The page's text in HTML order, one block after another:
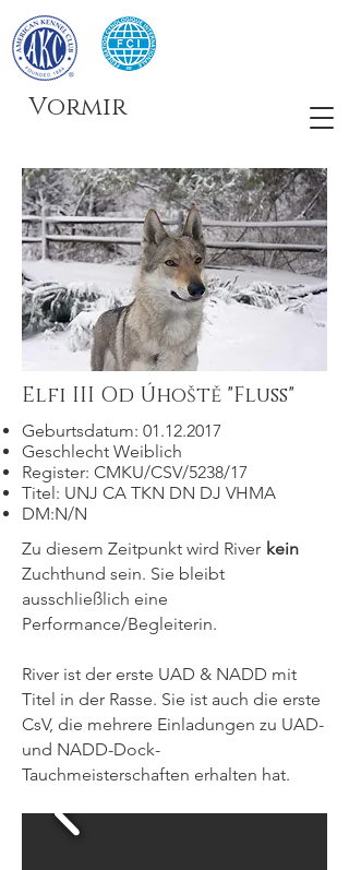
Vormir
Elfi III Od Úhoště "Fluss"
Geburtsdatum: 01.12.2017
Geschlecht Weiblich
Register: CMKU/CSV/5238/17
Titel: UNJ CA TKN DN DJ VHMA
DM:N/N
Zu diesem Zeitpunkt wird River kein
Zuchthund sein. Sie bleibt
ausschließlich eine
Performance/Begleiterin.
River ist der erste UAD & NADD mit
Titel in der Rasse. Sie ist auch die erste
CsV, die mehrere Einladungen zu UAD-
und NADD-Dock-
Tauchmeisterschaften erhalten hat.